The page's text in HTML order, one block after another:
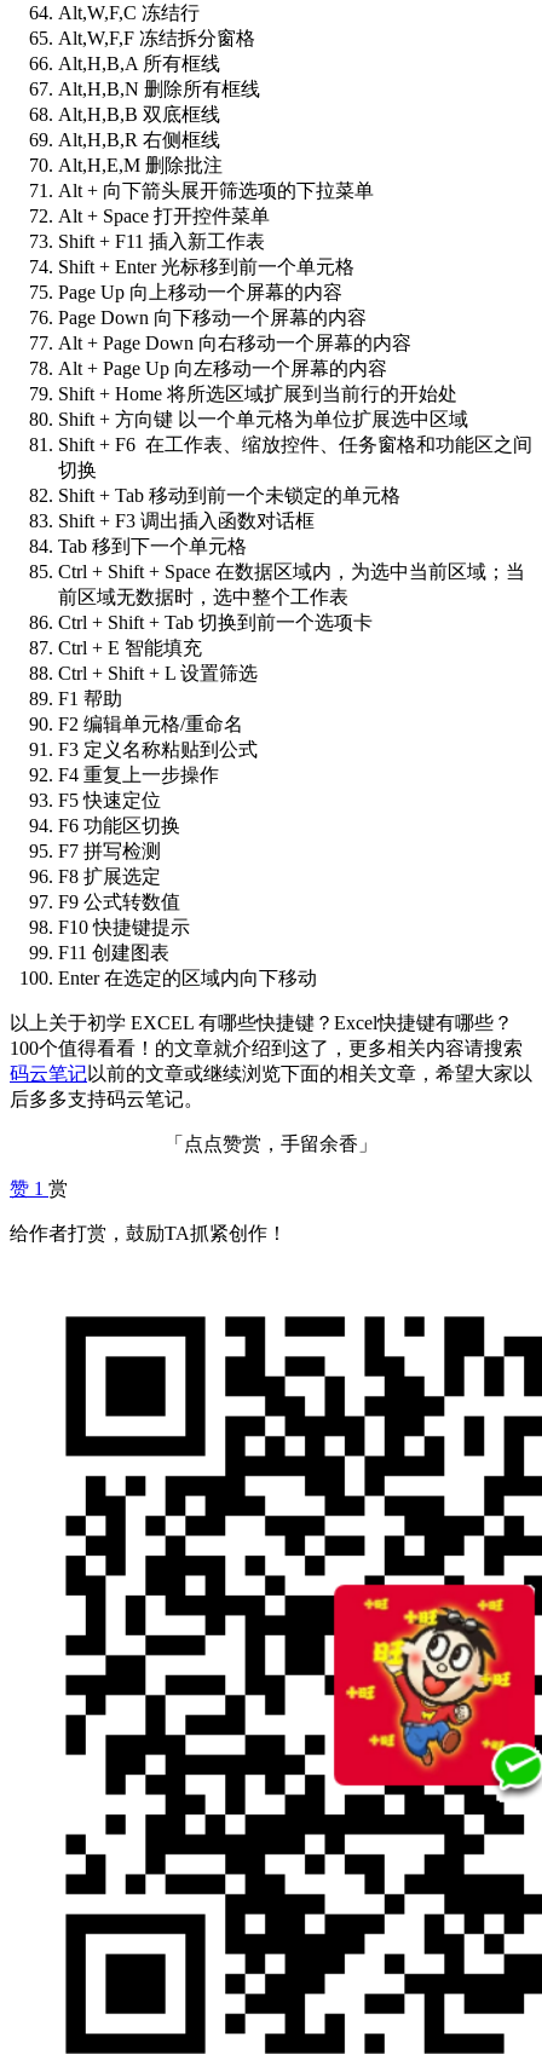
Alt,W,F,C 冻结行
Alt,W,F,F 冻结拆分窗格
Alt,H,B,A 所有框线
Alt,H,B,N 删除所有框线
Alt,H,B,B 双底框线
Alt,H,B,R 右侧框线
Alt,H,E,M 删除批注
Alt + 向下箭头展开筛选项的下拉菜单
Alt + Space 打开控件菜单
Shift + F11 插入新工作表
Shift + Enter 光标移到前一个单元格
Page Up 向上移动一个屏幕的内容
Page Down 向下移动一个屏幕的内容
Alt + Page Down 向右移动一个屏幕的内容
Alt + Page Up 向左移动一个屏幕的内容
Shift + Home 将所选区域扩展到当前行的开始处
Shift + 方向键 以一个单元格为单位扩展选中区域
Shift + F6 在工作表、缩放控件、任务窗格和功能区之间
切换
Shift + Tab 移动到前一个未锁定的单元格
Shift + F3 调出插入函数对话框
Tab 移到下一个单元格
Ctrl + Shift + Space 在数据区域内，为选中当前区域；当
前区域无数据时，选中整个工作表
Ctrl + Shift + Tab 切换到前一个选项卡
Ctrl + E 智能填充
Ctrl + Shift + L 设置筛选
F1 帮助
F2 编辑单元格/重命名
F3 定义名称粘贴到公式
F4 重复上一步操作
F5 快速定位
F6 功能区切换
F7 拼写检测
F8 扩展选定
F9 公式转数值
F10 快捷键提示
F11 创建图表
Enter 在选定的区域内向下移动
以上关于初学 EXCEL 有哪些快捷键？Excel快捷键有哪些？
100个值得看看！的文章就介绍到这了，更多相关内容请搜索
码云笔记以前的文章或继续浏览下面的相关文章，希望大家以
后多多支持码云笔记。
「点点赞赏，手留余香」
赞 1 赏
给作者打赏，鼓励TA抓紧创作！